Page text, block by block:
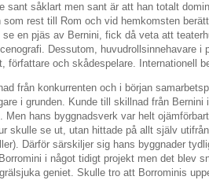
sant såklart men sant är att han totalt
rest till Rom och vid hemkomsten
en pjäs av Bernini, fick då veta att
Dessutom, huvudrollsinnehavare i
författare och skådespelare. Internationell
från konkurrenten och i början
i grunden. Kunde till skillnad från Bernini
Men hans byggnadsverk var helt
skulle se ut, utan hittade på allt själv
Därför särskiljer sig hans byggnader
i något tidigt projekt men det blev
geniet. Skulle tro att Borrominis